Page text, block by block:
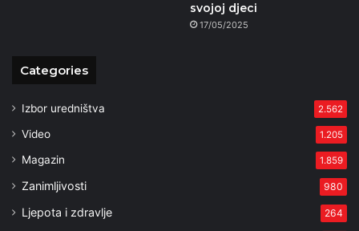
svojoj djeci
17/05/2025
Categories
Izbor uredništva 2.562
Video 1.205
Magazin 1.859
Zanimljivosti 980
Ljepota i zdravlje 264